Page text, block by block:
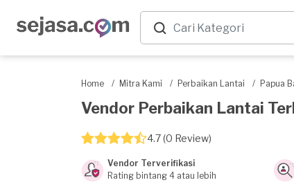
Home / Mitra Kami / Perbaikan Lantai / Papua
Vendor Perbaikan Lantai
4.7 (0 Review)
Vendor Terverifikasi
Rating bintang 4 atau lebih